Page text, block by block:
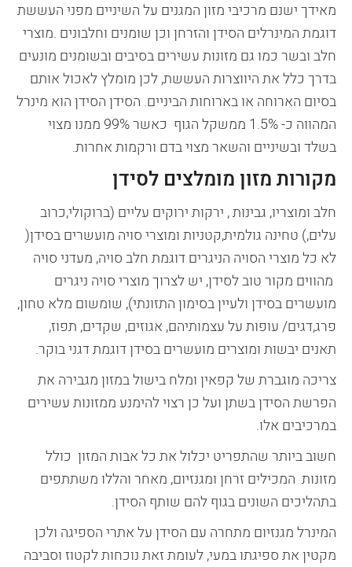
מאידך ישנם מרכיבי מזון המגנים על השיניים מפני העששת
דוגמת המינרלים הסידן והזרחן וכן שומנים וחלבונים .מוצרי
חלב ובשר כמו גם מזונות עשירים בסיבים ובשומנים מונעים
בדרך כלל את היווצרות העששת, לכן מומלץ לאכול אותם
בסיום הארוחה או בארוחות הביניים. הסידן הסידן הוא מינרל
המהווה כ- 1.5% ממשקל הגוף כאשר 99% ממנו מצוי
בשלד ובשיניים והשאר מצוי בדם ורקמות אחרות.
מקורות מזון מומלצים לסידן
חלב ומוצריו, גבינות , ירקות ירוקים עליים (ברוקולי,כרוב
עלים,) טחינה גולמית,קטניות ומוצרי סויה מועשרים בסידן(
לא כל מוצרי הסויה הניגרים דוגמת חלב סויה, מעדני סויה
מהווים מקור טוב לסידן, יש לצרוך מוצרי סויה ניגרים
מועשרים בסידן ולעיין בסימון התזונתי), שומשום מלא טחון,
פרג,דגים/ עופות על עצמותיהם, אגוזים, שקדים, תפוז,
תאנים יבשות ומוצרים מועשרים בסידן דוגמת דגני בוקר.
צריכה מוגברת של קפאין ומלח בישול במזון מגבירה את
הפרשת הסידן בשתן ועל כן רצוי להימנע ממזונות עשירים
במרכיבים אלו.
חשוב ביותר שהתפריט יכלול את כל אבות המזון כולל
מזונות המכילים זרחן ומגנזיום, מאחר והללו משתתפים
בתהליכים השונים בגוף להם שותף הסידן.
המינרל מגנזיום מתחרה עם הסידן על אתרי הספיגה ולכן
מקטין את ספיגתו במעי, לעומת זאת נוכחות לקטוז וסביבה